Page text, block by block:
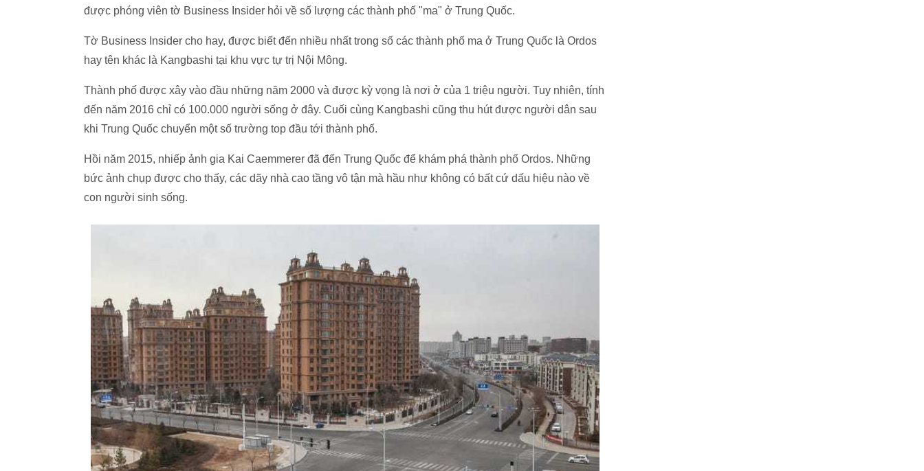
được phóng viên tờ Business Insider hỏi về số lượng các thành phố "ma" ở Trung Quốc.
Tờ Business Insider cho hay, được biết đến nhiều nhất trong số các thành phố ma ở Trung Quốc là Ordos
hay tên khác là Kangbashi tại khu vực tự trị Nội Mông.
Thành phố được xây vào đầu những năm 2000 và được kỳ vọng là nơi ở của 1 triệu người. Tuy nhiên, tính
đến năm 2016 chỉ có 100.000 người sống ở đây. Cuối cùng Kangbashi cũng thu hút được người dân sau
khi Trung Quốc chuyển một số trường top đầu tới thành phố.
Hồi năm 2015, nhiếp ảnh gia Kai Caemmerer đã đến Trung Quốc để khám phá thành phố Ordos. Những
bức ảnh chụp được cho thấy, các dãy nhà cao tầng vô tận mà hầu như không có bất cứ dấu hiệu nào về
con người sinh sống.